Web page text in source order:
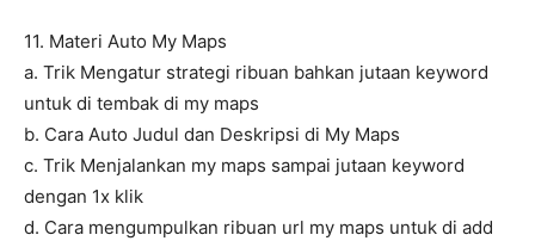
11. Materi Auto My Maps
a. Trik Mengatur strategi ribuan bahkan jutaan keyword
untuk di tembak di my maps
b. Cara Auto Judul dan Deskripsi di My Maps
c. Trik Menjalankan my maps sampai jutaan keyword
dengan 1x klik
d. Cara mengumpulkan ribuan url my maps untuk di add